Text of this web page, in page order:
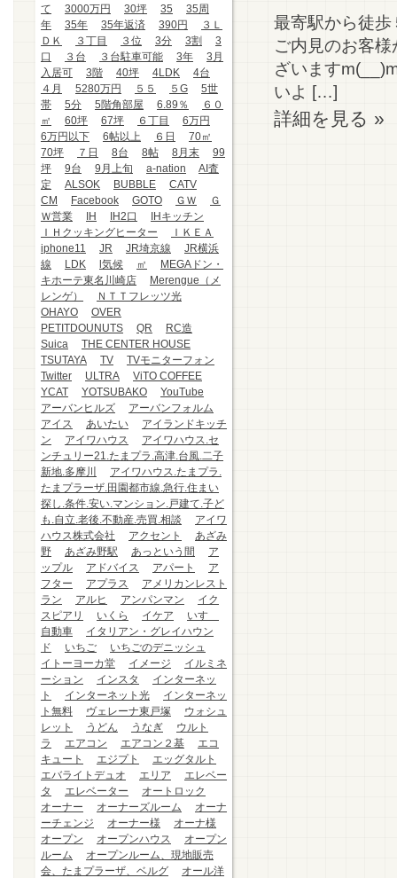
て
3000万円 30坪 35
35周
年
35年 35年返済 390円
３Ｌ
ＤＫ
３丁目 ３位 3分 3割
3
口
３台 ３台駐車可能 3年
3月
入居可
3階 40坪 4LDK
4台
４月
5280万円 ５５ ５G
5世
帯
5分 5階角部屋 6.89％
６０
㎡
60坪 67坪 ６丁目
6万円
6万円以下
6帖以上 ６日
70㎡
70坪
７日 8台 8帖 8月末
99
坪
9台 9月上旬 a-nation
AI査
定
ALSOK BUBBLE
CATV
CM
Facebook GOTO ＧＷ
Ｇ
Ｗ営業
IH IH2口
IHキッチン
ＩＨクッキングヒーター
ＩＫＥＡ
iphone11
JR JR埼京線
JR横浜
線
LDK l気候 ㎡
MEGAドン・
キホーテ東名川崎店
Merengue（メ
レンゲ）
ＮＴＴフレッツ光
OHAYO
OVER
PETITDOUNUTS
QR
RC造
Suica
THE CENTER HOUSE
TSUTAYA
TV
TVモニターフォン
Twitter
ULTRA
ViTO COFFEE
YCAT
YOTSUBAKO
YouTube
アーバンヒルズ
アーバンフォルム
アイス
あいたい
アイランドキッチ
ン
アイワハウス
アイワハウス.セ
ンチュリー21.たまプラ.高津.台風.二子
新地.多摩川
アイワハウス.たまプラ.
たまプラーザ.田園都市線.急行.住まい
探し.条件.安い.マンション.戸建て.子ど
も.自立.老後.不動産.売買.相談
アイワ
ハウス株式会社
アクセント
あざみ
野
あざみ野駅 あっという間
ア
ップル
アドバイス アパート
ア
フター
アプラス
アメリカンレスト
ラン
アルヒ アンパンマン
イク
スピアリ
いくら イケア
いすゞ
自動車
イタリアン・グレイハウン
ド
いちご
いちごのデニッシュ
イトーヨーカ堂
イメージ
イルミネ
ーション
インスタ
インターネッ
ト
インターネット光
インターネッ
ト無料
ヴェレーナ東戸塚
ウォシュ
レット
うどん うなぎ
ウルト
ラ
エアコン エアコン２基
エコ
キュート
エジプト
エッグタルト
エバライトデュオ
エリア
エレベー
タ
エレベーター
オートロック
オーナー
オーナーズルーム
オーナ
ーチェンジ
オーナー様
オーナ様
オープン
オープンハウス
オープン
ルーム
オープンルーム、現地販売
会、たまプラーザ、ベルグ
オール洋
最寄駅から徒
ご内見のお客
ざいます
いよ […]
詳細を見る »